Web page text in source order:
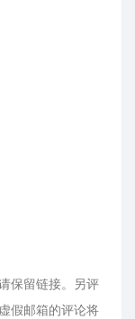
保留链接。另评
假邮箱的评论将